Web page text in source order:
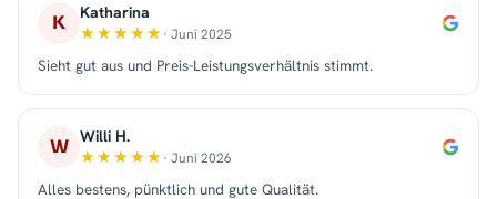
K Katharina
· Juni 2025
Sieht gut aus und Preis-Leistungsverhältnis stimmt.
W Willi H.
· Juni 2026
Alles bestens, pünktlich und gute Qualität.